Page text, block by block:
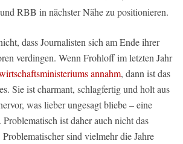
RBB in nächster Nähe zu positionieren.
dass Journalisten sich am Ende ihrer
verdingen. Wenn Frohloff im letzten Jahr
annahm, dann ist das
Sie ist charmant, schlagfertig und holt aus
was lieber ungesagt bliebe – eine
ist daher auch nicht das
sind vielmehr die Jahre